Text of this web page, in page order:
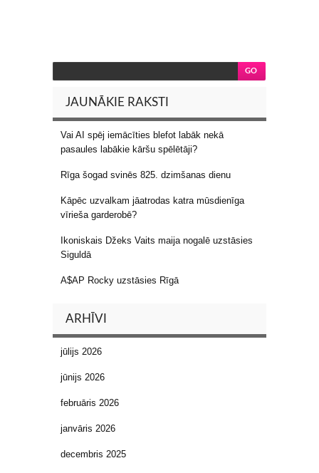
JAUNĀKIE RAKSTI
Vai AI spēj iemācīties blefot labāk nekā
pasaules labākie kāršu spēlētāji?
Rīga šogad svinēs 825. dzimšanas dienu
Kāpēc uzvalkam jāatrodas katra mūsdienīga
vīrieša garderobē?
Ikoniskais Džeks Vaits maija nogalē uzstāsies
Siguldā
A$AP Rocky uzstāsies Rīgā
ARHĪVI
jūlijs 2026
jūnijs 2026
februāris 2026
janvāris 2026
decembris 2025